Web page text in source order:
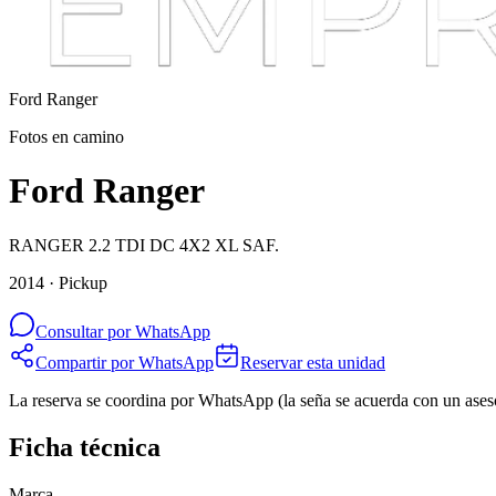
Ford Ranger
Fotos en camino
Ford Ranger
RANGER 2.2 TDI DC 4X2 XL SAF.
2014 · Pickup
Consultar por WhatsApp
Compartir por WhatsApp
Reservar esta unidad
La reserva se coordina por WhatsApp (la seña se acuerda con un
Ficha técnica